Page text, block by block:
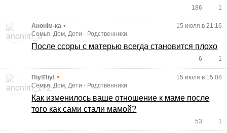
186 1
Анонім-ка •
15 июля в 21:16
Семья, Дом, Дети - Родственники
После ссоры с матерью всегда становится плохо
6 1
Піу!Піу! •
15 июля в 15:08
Семья, Дом, Дети - Родственники
Как изменилось ваше отношение к маме после
того как сами стали мамой?
53 1